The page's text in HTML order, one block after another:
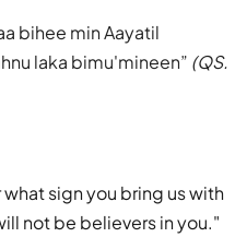
bihee min Aayatil
laka bimu'mineen (QS.
sign you bring us with
not be believers in you."